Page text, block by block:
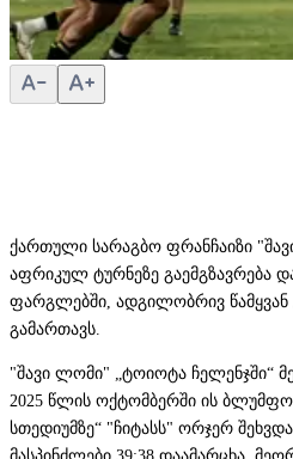
ქართული სარაგბო ფრანჩაიზი
აფრიკულ ტურნეზე გაემგზავრება
ფარგლებში, ადგილობრივ წამყვან
გამართავს.
"შავი ლომი" „ტოიოტა ჩელენჯში“
2025 წლის ოქტომბერში ის
სთედიუმზე“ "ჩიტასს" ორჯერ